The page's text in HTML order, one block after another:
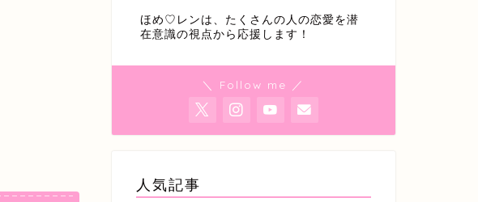
ほめ♡レンは、たくさんの人の恋愛を潜
在意識の視点から応援します！
＼ Follow me ／
人気記事